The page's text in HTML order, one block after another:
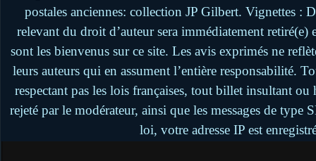
postales anciennes: collection JP Gilbert. Vignettes :
relevant du droit d’auteur sera immédiatement retiré(e)
sont les bienvenus sur ce site. Les avis exprimés ne
leurs auteurs qui en assument l’entière responsabilité.
respectant pas les lois françaises, tout billet insultant
rejeté par le modérateur, ainsi que les messages de
loi, votre adresse IP est